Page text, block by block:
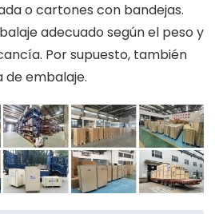
o cartones con bandejas.
adecuado según el peso y
Por supuesto, también
de embalaje.